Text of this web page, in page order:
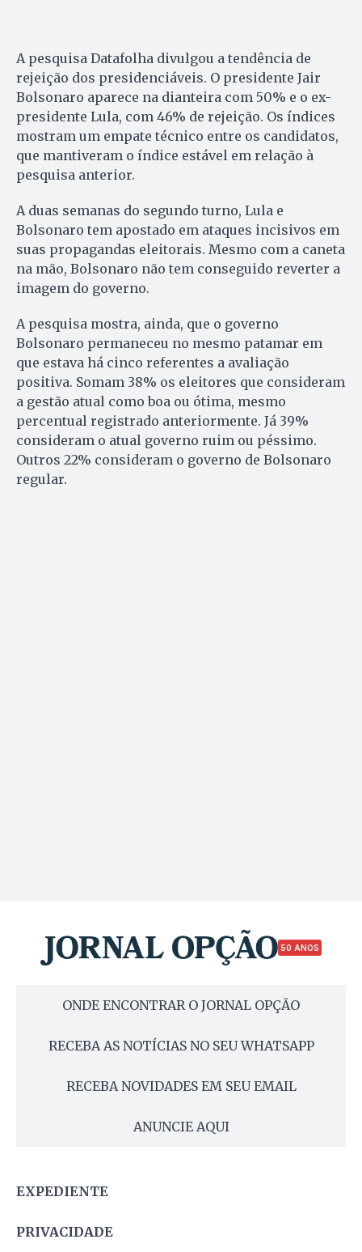
A pesquisa Datafolha divulgou a tendência de
rejeição dos presidenciáveis. O presidente Jair
Bolsonaro aparece na dianteira com 50% e o ex-
presidente Lula, com 46% de rejeição. Os índices
mostram um empate técnico entre os candidatos,
que mantiveram o índice estável em relação à
pesquisa anterior.
A duas semanas do segundo turno, Lula e
Bolsonaro tem apostado em ataques incisivos em
suas propagandas eleitorais. Mesmo com a caneta
na mão, Bolsonaro não tem conseguido reverter a
imagem do governo.
A pesquisa mostra, ainda, que o governo
Bolsonaro permaneceu no mesmo patamar em
que estava há cinco referentes a avaliação
positiva. Somam 38% os eleitores que consideram
a gestão atual como boa ou ótima, mesmo
percentual registrado anteriormente. Já 39%
consideram o atual governo ruim ou péssimo.
Outros 22% consideram o governo de Bolsonaro
regular.
50 ANOS
ONDE ENCONTRAR O JORNAL OPÇÃO
RECEBA AS NOTÍCIAS NO SEU WHATSAPP
RECEBA NOVIDADES EM SEU EMAIL
ANUNCIE AQUI
EXPEDIENTE
PRIVACIDADE